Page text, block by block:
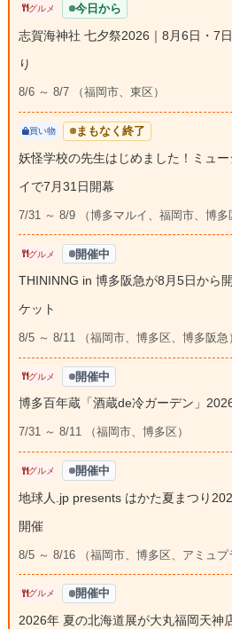
グルメ 今日から
志賀海神社 七夕祭2026｜8月6日・7
り
8/6 ～ 8/7 （福岡市、東区）
買い物 まもなく終了
妖怪学校の先生はじめました！ミュ
イで7月31日開幕
7/31 ～ 8/9 （博多マルイ、福岡市、博多
グルメ 開催中
THININNG in 博多阪急が8月5日から
ケット
8/5 ～ 8/11 （福岡市、博多区、博多阪急
グルメ 開催中
博多百年蔵「酒蔵de冷ガーデン」
7/31 ～ 8/11 （福岡市、博多区）
グルメ 開催中
地球人.jp presents はかた夏まつり
開催
8/5 ～ 8/16 （福岡市、博多区、アミュプ
グルメ 開催中
2026年 夏の北海道展が大丸福岡天神